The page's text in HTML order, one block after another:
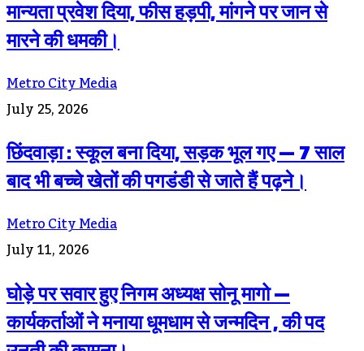
मान्यता प्रवेश दिया, फीस हड़पी, मांगने पर जान से
मारने की धमकी।
Metro City Media
July 25, 2026
छिंदवाड़ा : स्कूल बना दिया, सड़क भूल गए — 7 साल
बाद भी बच्चे खेतों की पगडंडी से जाते हैं पढ़ने।
Metro City Media
July 11, 2026
घोड़े पर सवार हुए निगम अध्यक्ष सोनू मागो —
कार्यकर्ताओं ने मनाया धूमधाम से जन्मदिन , की पद